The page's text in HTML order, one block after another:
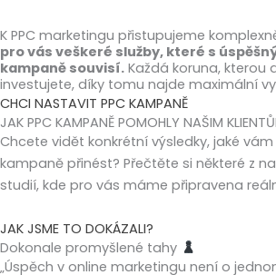
K PPC marketingu přistupujeme
pro vás veškeré služby, které s
kampaně souvisí. Každá koruna, kterou
investujete, díky tomu najde maximální
CHCI NASTAVIT PPC KAMPANĚ
JAK PPC KAMPANĚ POMOHLY NAŠIM
Chcete vidět konkrétní výsledky, jaké vám
kampaně přinést? Přečtěte si některé z
studií, kde pro vás máme připravena
JAK JSME TO DOKÁZALI?
Dokonale promyšlené tahy
„Úspěch v online marketingu není o